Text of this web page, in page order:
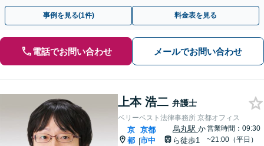
事例を見る(1件) 料金表を見る
電話でお問い合わせ メールでお問い合わせ
上本 浩二 弁護士
ベリーベスト法律事務所 京都オフィス
京
都 |
京都
市中
烏丸駅 か
ら徒歩1
営業時間：09:30
~21:00（平日）